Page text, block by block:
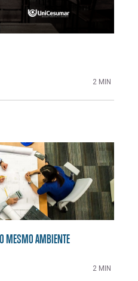
2 MIN
MESMO AMBIENTE
2 MIN